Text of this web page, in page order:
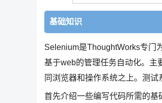
基础知识
Selenium是ThoughtWorks专门
基于web的管理任务自动化。主
同浏览器和操作系统之上。测试
首先介绍一些编写代码所需的基